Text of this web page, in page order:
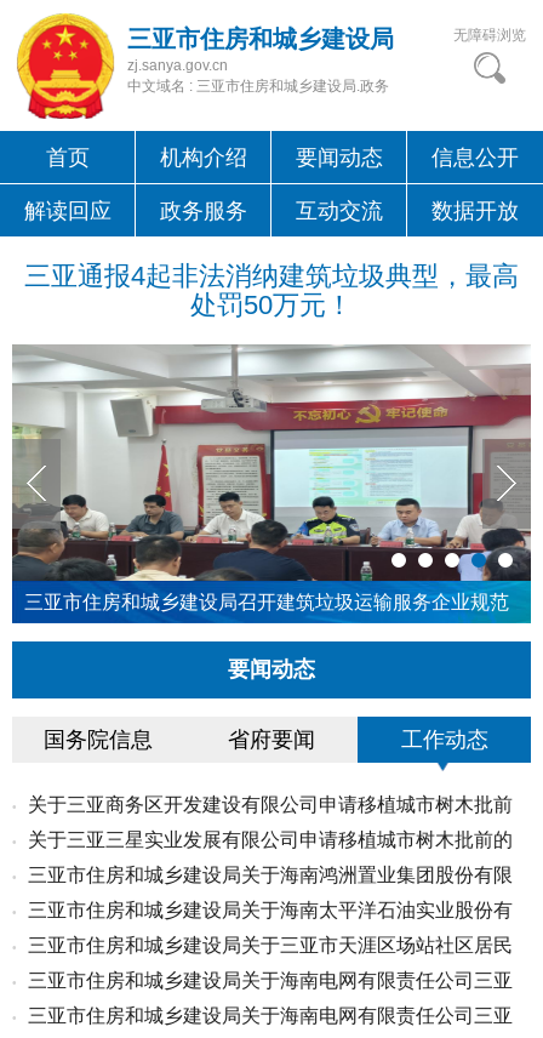
三亚市住房和城乡建设局
zj.sanya.gov.cn
中文域名 : 三亚市住房和城乡建设局.政务
无障碍浏览
首页 机构介绍 要闻动态 信息公开
解读回应 政务服务 互动交流 数据开放
三亚通报4起非法消纳建筑垃圾典型，最高
处罚50万元！
三亚市住房和城乡建设局召开建筑垃圾运输服务企业规范
运营座谈会
要闻动态
国务院信息 省府要闻 工作动态
• 关于三亚商务区开发建设有限公司申请移植城市树木批前
的公...
• 关于三亚三星实业发展有限公司申请移植城市树木批前的
公示
• 三亚市住房和城乡建设局关于海南鸿洲置业集团股份有限
公司...
• 三亚市住房和城乡建设局关于海南太平洋石油实业股份有
限公...
• 三亚市住房和城乡建设局关于三亚市天涯区场站社区居民
委员...
• 三亚市住房和城乡建设局关于海南电网有限责任公司三亚
供电...
• 三亚市住房和城乡建设局关于海南电网有限责任公司三亚